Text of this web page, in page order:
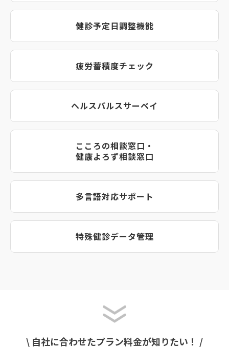
健診予定日調整機能
疲労蓄積度チェック
ヘルスパルスサーベイ
こころの相談窓口・
健康よろず相談窓口
多言語対応サポート
特殊健診データ管理
\ 自社に合わせたプラン料金が知りたい！ /